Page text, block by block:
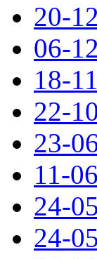
20-
06-
18-
22-
23-
11-
24-
24-